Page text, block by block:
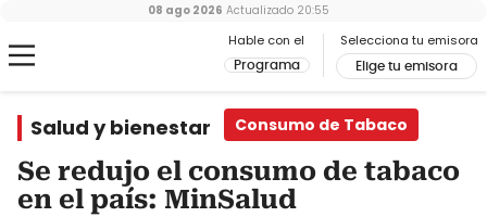
Hable con el
Programa
Selecciona tu emisora
Elige tu emisora
08 ago 2026 Actualizado 20:55
Salud y bienestar Consumo de Tabaco
Se redujo el consumo de tabaco
en el país: MinSalud